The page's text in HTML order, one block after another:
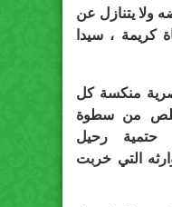
ولا يتنازل عن
كريمة ، سيدا
منكسة كل
من سطوة
حتمية رحيل
التي خربت